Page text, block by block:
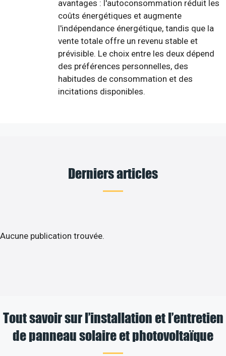
avantages : l'autoconsommation réduit les
coûts énergétiques et augmente
l'indépendance énergétique, tandis que la
vente totale offre un revenu stable et
prévisible. Le choix entre les deux dépend
des préférences personnelles, des
habitudes de consommation et des
incitations disponibles.
Derniers articles
Aucune publication trouvée.
Tout savoir sur l’installation et l’entretien
de panneau solaire et photovoltaïque